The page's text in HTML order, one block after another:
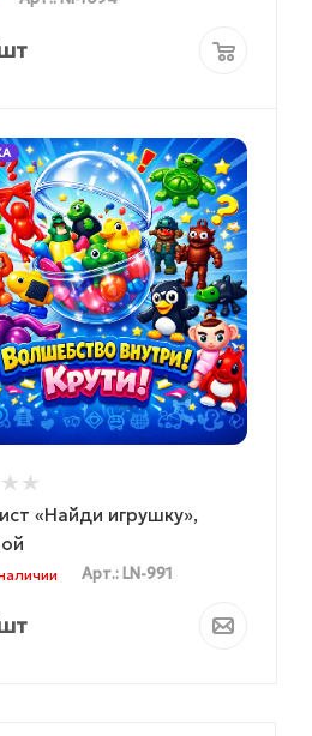
КОЛЛЕКЦИЯ ЭКСКЛЮЗИВ
"Перламутр"
«Найди игрушку»,
Арт.: LN-991